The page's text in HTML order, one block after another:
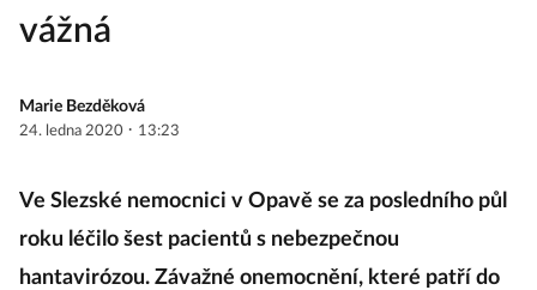
vážná
Marie Bezděková
24. ledna 2020 · 13:23
Ve Slezské nemocnici v Opavě se za posledního půl
roku léčilo šest pacientů s nebezpečnou
hantavirózou. Závažné onemocnění, které patří do